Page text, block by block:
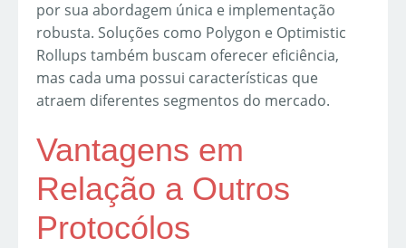
por sua abordagem única e implementação
robusta. Soluções como Polygon e Optimistic
Rollups também buscam oferecer eficiência,
mas cada uma possui características que
atraem diferentes segmentos do mercado.
Vantagens em
Relação a Outros
Protocólos